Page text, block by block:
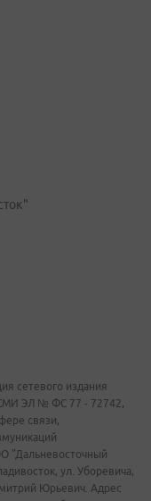
сетевого издания
СМИ ЭЛ № ФС 77 - 72742,
связи,
"Дальневосточный
ул. Уборевича,
Юрьевич. Адрес